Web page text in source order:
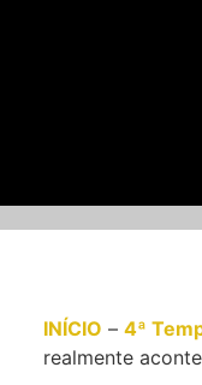
INÍCIO – 4ª
realmente